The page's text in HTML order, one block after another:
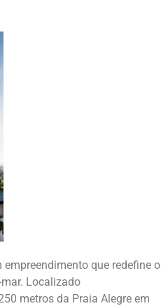
empreendimento que redefine o
Localizado
metros da Praia Alegre em